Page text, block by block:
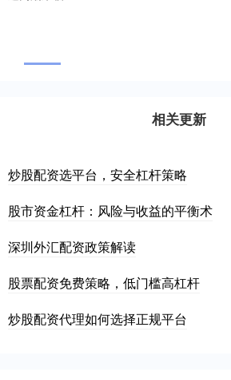
相关更新
炒股配资选平台，安全杠杆策略
股市资金杠杆：风险与收益的平衡术
深圳外汇配资政策解读
股票配资免费策略，低门槛高杠杆
炒股配资代理如何选择正规平台